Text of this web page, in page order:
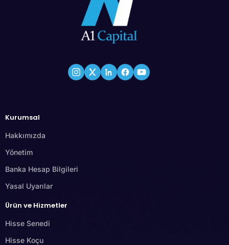
Kurumsal
Hakkımızda
Yönetim
Banka Hesap Bilgileri
Yasal Uyarılar
Ürün ve Hizmetler
Hisse Senedi
Hisse Koçu